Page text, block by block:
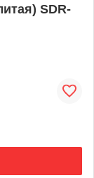
SDR-